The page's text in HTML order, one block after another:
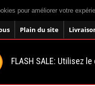
pour améliorer votre
Plain du site
FLASH SALE: Utilisez le